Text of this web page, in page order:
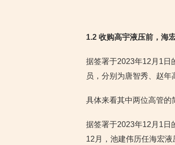
1.2 收购高宇液压前，海
据签署于2023年12月1日
员，分别为唐智秀、赵年
具体来看其中两位高管的
据签署于2023年12月1日
12月，池建伟历任海宏